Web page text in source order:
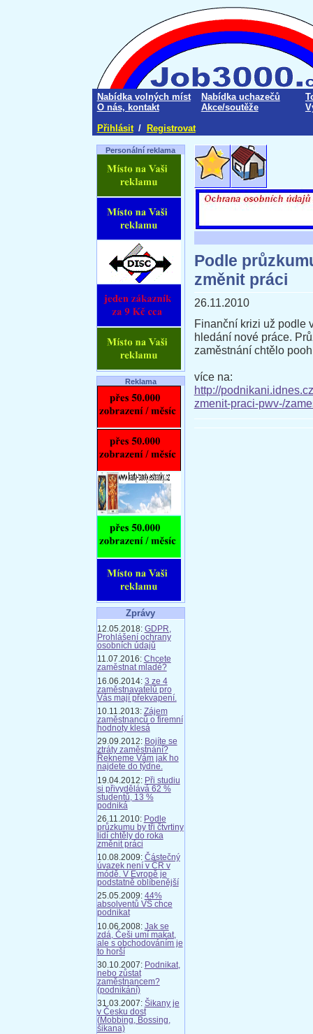
Nabídka volných míst Nabídka uchazečů
O nás, kontakt
Akce/soutěže
Přihlásit / Registrovat
Personální reklama
Reklama
Zprávy
12.05.2018: GDPR,
Prohlášení ochrany
osobních údajů
11.07.2016: Chcete
zaměstnat mladé?
16.06.2014: 3 ze 4
zaměstnavatelů pro
Vás mají překvapení.
10.11.2013: Zájem
zaměstnanců o firemní
hodnoty klesá
29.09.2012: Bojíte se
ztráty zaměstnání?
Řekneme Vám jak ho
najdete do týdne.
19.04.2012: Při studiu
si přivydělává 62 %
studentů, 13 %
podniká
26.11.2010: Podle
průzkumu by tři čtvrtiny
lidí chtěly do roka
změnit práci
10.08.2009: Částečný
úvazek není v ČR v
módě. V Evropě je
podstatně oblíbenější
25.05.2009: 44%
absolventů VŠ chce
podnikat
10.06.2008: Jak se
zdá, Češi umí makat,
ale s obchodováním je
to horší
30.10.2007: Podnikat,
nebo zůstat
zaměstnancem?
(podnikání)
31.03.2007: Šikany je
v Česku dost
(Mobbing, Bossing,
šikana)
Podle
změnit práci
26.11.2010
Finanční krizi už podle
hledání nové práce.
zaměstnání chtělo
více na:
http://
zmenit-praci-pwv-/